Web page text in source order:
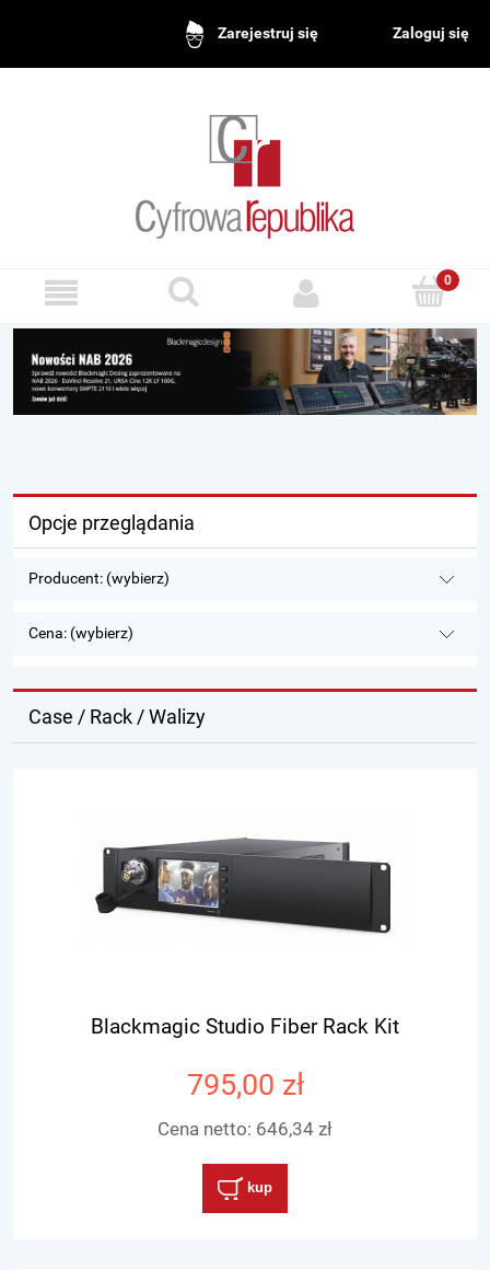
Zarejestruj się Zaloguj się
Opcje przeglądania
Producent: (wybierz)
Cena: (wybierz)
Case / Rack / Walizy
Blackmagic Studio Fiber Rack Kit
795,00 zł
Cena netto: 646,34 zł
kup